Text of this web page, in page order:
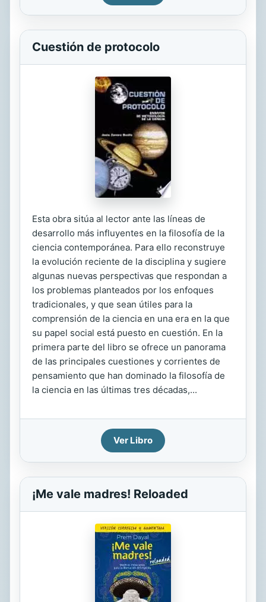
Cuestión de protocolo
Esta obra sitúa al lector ante las líneas de
desarrollo más influyentes en la filosofía de la
ciencia contemporánea. Para ello reconstruye
la evolución reciente de la disciplina y sugiere
algunas nuevas perspectivas que respondan a
los problemas planteados por los enfoques
tradicionales, y que sean útiles para la
comprensión de la ciencia en una era en la que
su papel social está puesto en cuestión. En la
primera parte del libro se ofrece un panorama
de las principales cuestiones y corrientes de
pensamiento que han dominado la filosofía de
la ciencia en las últimas tres décadas,...
Ver Libro
¡Me vale madres! Reloaded